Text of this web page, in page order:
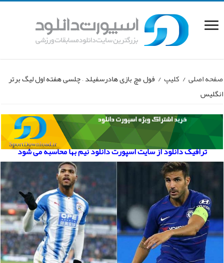
صفحه اصلی / کلیپ / فول مچ بازی هادرسفیلد – چلسی هفته اول لیگ برتر
انگلیس
ترافیک دانلود از سایت اسپورت دانلود نیم بها محاسبه می شود